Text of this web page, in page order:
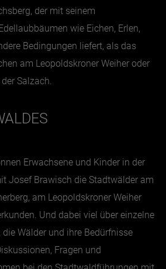
der mit seinem
wie Eichen, Erlen,
Bedingungen liefert, als das
am Leopoldskroner Weiher oder
Salzach.
Erwachsene und Kinder in der
Josef Brawisch die Stadtwälder am
am Leopoldskroner Weiher
Und dabei viel über einzelne
die Wälder und ihre Bedürfnisse
Fragen und